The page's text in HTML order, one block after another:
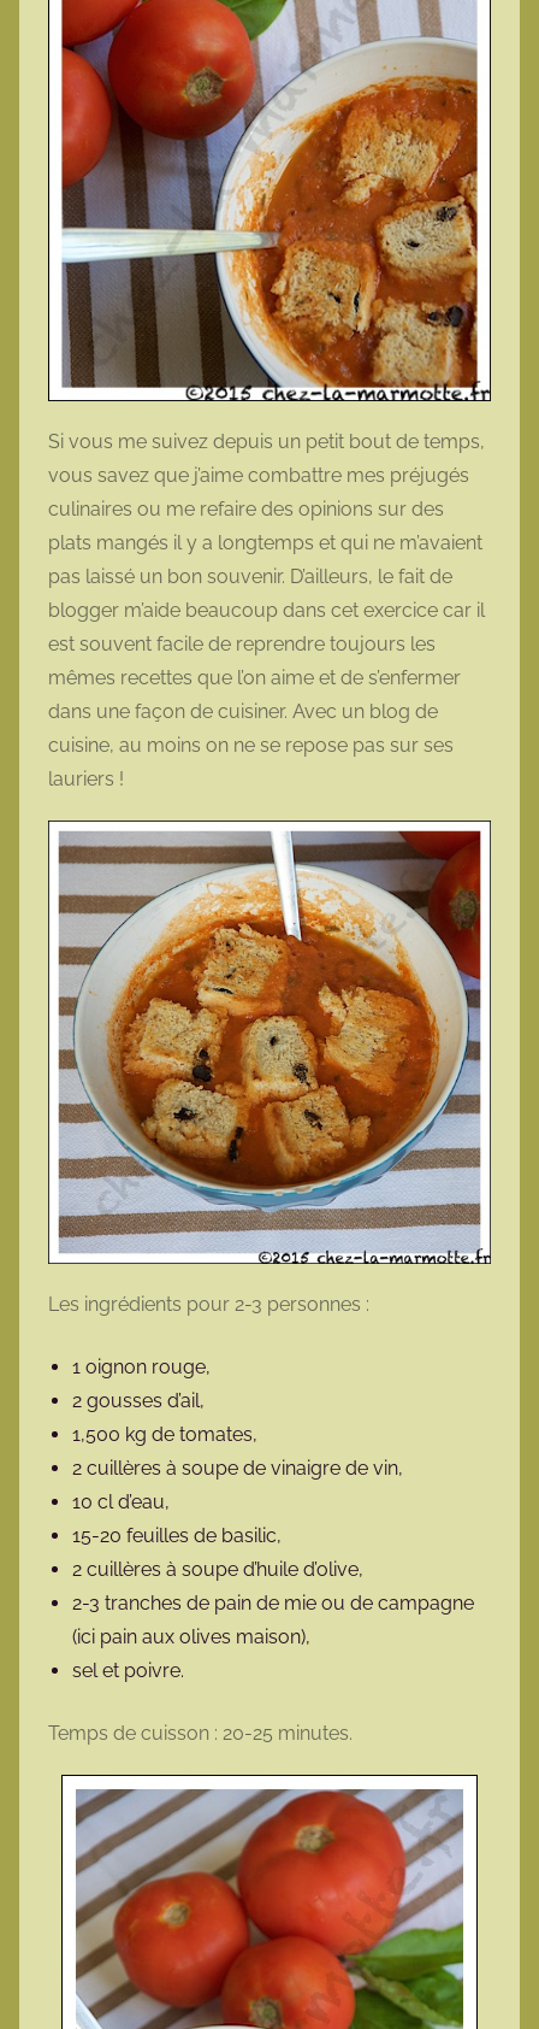
Si vous me suivez depuis un petit bout de temps,
vous savez que j’aime combattre mes préjugés
culinaires ou me refaire des opinions sur des
plats mangés il y a longtemps et qui ne m’avaient
pas laissé un bon souvenir. D’ailleurs, le fait de
blogger m’aide beaucoup dans cet exercice car il
est souvent facile de reprendre toujours les
mêmes recettes que l’on aime et de s’enfermer
dans une façon de cuisiner. Avec un blog de
cuisine, au moins on ne se repose pas sur ses
lauriers !
Les ingrédients pour 2-3 personnes :
1 oignon rouge,
2 gousses d’ail,
1,500 kg de tomates,
2 cuillères à soupe de vinaigre de vin,
10 cl d’eau,
15-20 feuilles de basilic,
2 cuillères à soupe d’huile d’olive,
2-3 tranches de pain de mie ou de campagne
(ici pain aux olives maison),
sel et poivre.
Temps de cuisson : 20-25 minutes.